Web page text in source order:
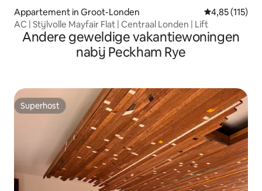
Appartement in Groot-Londen Gemiddelde
4,85 (115)
AC | Stijlvolle Mayfair Flat | Centraal Londen | Lift
Andere geweldige vakantiewoningen
nabij Peckham Rye
Superhost
Superhost